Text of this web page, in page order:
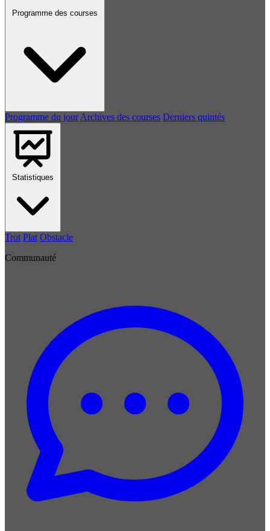
Programme des courses
Programme du jour Archives des courses Derniers quintés
Statistiques
Trot Plat Obstacle
Communauté